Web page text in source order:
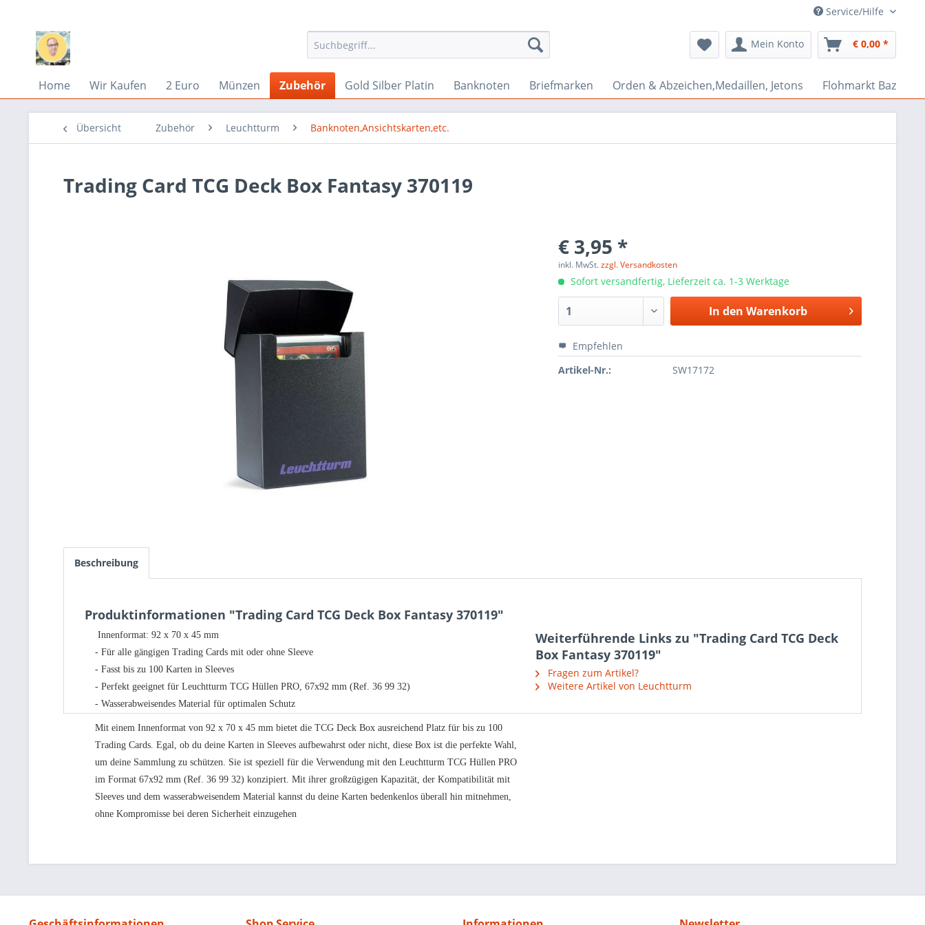
Service/Hilfe
Mein Konto € 0,00 *
Home Wir Kaufen 2 Euro Münzen Zubehör Gold Silber Platin Banknoten Briefmarken Orden & Abzeichen,Medaillen, Jetons Flohmarkt Bazar
Übersicht Zubehör Leuchtturm Banknoten,Ansichtskarten,etc.
Trading Card TCG Deck Box Fantasy 370119
€ 3,95 *
inkl. MwSt.zzgl. Versandkosten
Sofort versandfertig, Lieferzeit ca. 1-3 Werktage
In den Warenkorb
Empfehlen
Artikel-Nr.:
SW17172
Beschreibung
Produktinformationen "Trading Card TCG Deck Box Fantasy 370119"
Innenformat: 92 x 70 x 45 mm
- Für alle gängigen Trading Cards mit oder ohne Sleeve
- Fasst bis zu 100 Karten in Sleeves
- Perfekt geeignet für Leuchtturm TCG Hüllen PRO, 67x92 mm (Ref. 36 99 32)
- Wasserabweisendes Material für optimalen Schutz
Mit einem Innenformat von 92 x 70 x 45 mm bietet die TCG Deck Box ausreichend Platz für bis zu 100
Trading Cards. Egal, ob du deine Karten in Sleeves aufbewahrst oder nicht, diese Box ist die perfekte Wahl,
um deine Sammlung zu schützen. Sie ist speziell für die Verwendung mit den Leuchtturm TCG Hüllen PRO
im Format 67x92 mm (Ref. 36 99 32) konzipiert. Mit ihrer großzügigen Kapazität, der Kompatibilität mit
Sleeves und dem wasserabweisendem Material kannst du deine Karten bedenkenlos überall hin mitnehmen,
ohne Kompromisse bei deren Sicherheit einzugehen
Weiterführende Links zu "Trading Card TCG Deck
Box Fantasy 370119"
Fragen zum Artikel?
Weitere Artikel von Leuchtturm